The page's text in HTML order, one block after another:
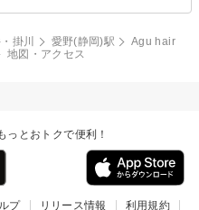
掛川 愛野(静岡)駅
Agu hair
地図・アクセス
っとおトクで便利！
プ リリース情報 利用規約